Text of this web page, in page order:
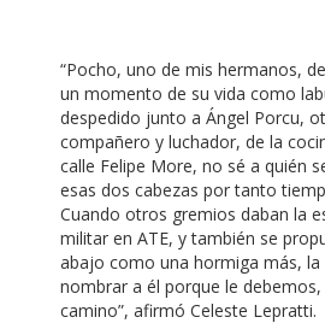
“Pocho, uno de mis hermanos,
un momento de su vida como
despedido junto a Ángel Porcu,
compañero y luchador, de la
calle Felipe More, no sé a quién
esas dos cabezas por tanto
Cuando otros gremios daban la
militar en ATE, y también se
abajo como una hormiga más, la
nombrar a él porque le
camino”, afirmó Celeste Lepratti.